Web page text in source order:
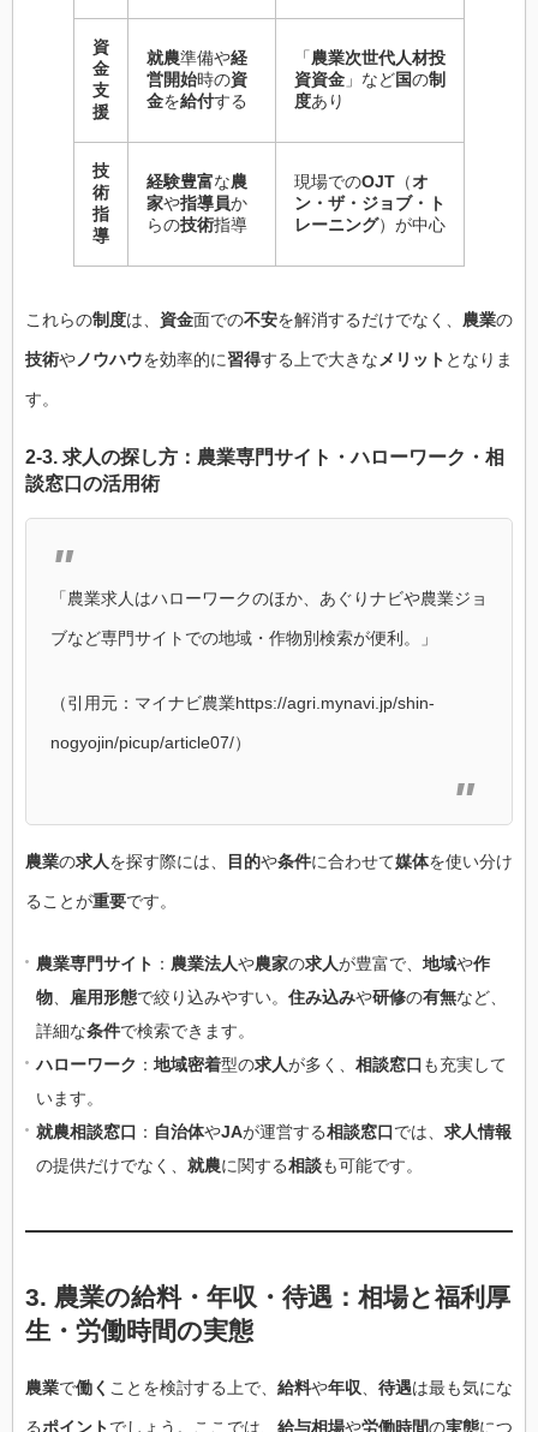
資
金
支
援
就農準備や経
営開始時の資
金を給付する
「農業次世代人材投
資資金 」など国の制
度あり
技
術
指
導
経験豊富な農
家や指導員か
らの技術指導
現場でのOJT （オ
ン・ザ・ジョブ・ト
レーニング）が中心
これらの制度は、 資金面での不安を解消するだけでなく、 農業の
技術やノウハウを効率的に習得する上で大きなメリット となりま
す。
2-3. 求人の探し方： 農業専門サイト ・ハローワーク ・ 相
談窓口の活用術
「農業求人はハローワークのほか、あぐりナビや農業ジョ
ブなど専門サイトでの地域・作物別検索が便利。」
（引用元：マイナビ農業https://agri.mynavi.jp/shin-
nogyojin/picup/article07/）
農業の求人を探す際には、 目的や条件に合わせて媒体を使い分け
ることが重要です。
農業専門サイト ： 農業法人や農家の求人が豊富で、 地域や作
物
雇用形態で絞り込みやすい。 住み込みや研修の有無など、
詳細な条件で検索できます。
ハローワーク ： 地域密着型の求人が多く、 相談窓口 も充実して
います。
就農相談窓口 ： 自治体やJAが運営する相談窓口では、 求人情報
の提供だけでなく、 就農に関する相談も可能です。
3. 農業の給料・ 年収 ・ 待遇 ： 相場と福利厚
生 ・ 労働時間の実態
農業で働く ことを検討する上で、 給料や年収 待遇は最も気にな
るポイントでしょう。ここでは、 給与相場や労働時間の実態につ